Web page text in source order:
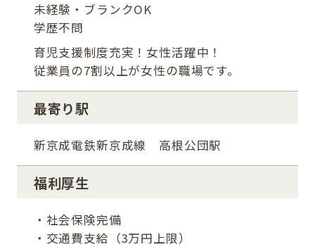
未経験・ブランクOK
学歴不問
育児支援制度充実！女性活躍中！
従業員の7割以上が女性の職場です。
最寄り駅
新京成電鉄新京成線 高根公団駅
福利厚生
・社会保険完備
・交通費支給（3万円上限）